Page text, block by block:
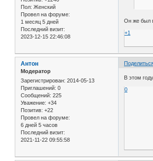
Пол: Женский
Провел на форуме:
1 месяц 5 дней
Последний визит:
2023-12-15 22:46:08
Он же был
+1
Антон
Модератор
Зарегистрирован: 2014-05-13
Приглашений: 0
Сообщений: 225
Уважение: +34
Позитив: +22
Провел на форуме:
6 дней 5 часов
Последний визит:
2021-11-22 09:55:58
В этом
0